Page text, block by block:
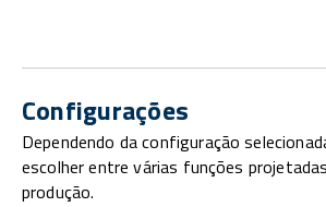
Configurações
Dependendo da configuração
escolher entre várias funções
produção.